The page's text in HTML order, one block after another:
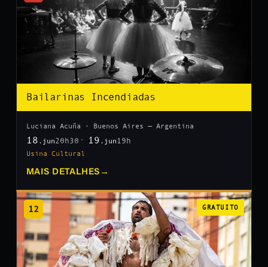
Bailarinas Incendiadas
Luciana Acuña · Buenos Aires — Argentina
18 .jun20h30 19 .jun 19h
Usina Cultural
MAIS DETALHES →
12 GRATUITO